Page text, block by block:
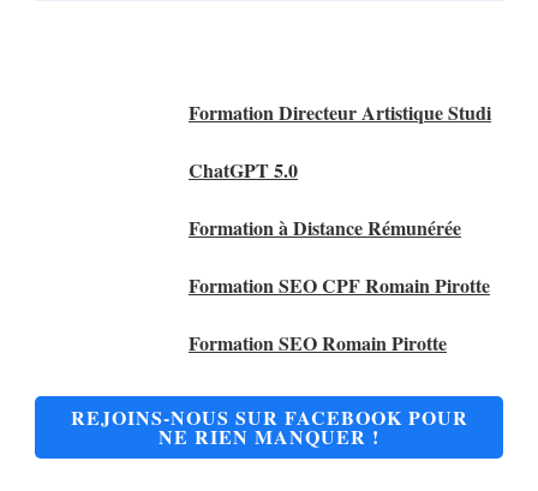
Formation Directeur Artistique Studi
ChatGPT 5.0
Formation à Distance Rémunérée
Formation SEO CPF Romain Pirotte
Formation SEO Romain Pirotte
REJOINS-NOUS SUR FACEBOOK POUR
NE RIEN MANQUER !